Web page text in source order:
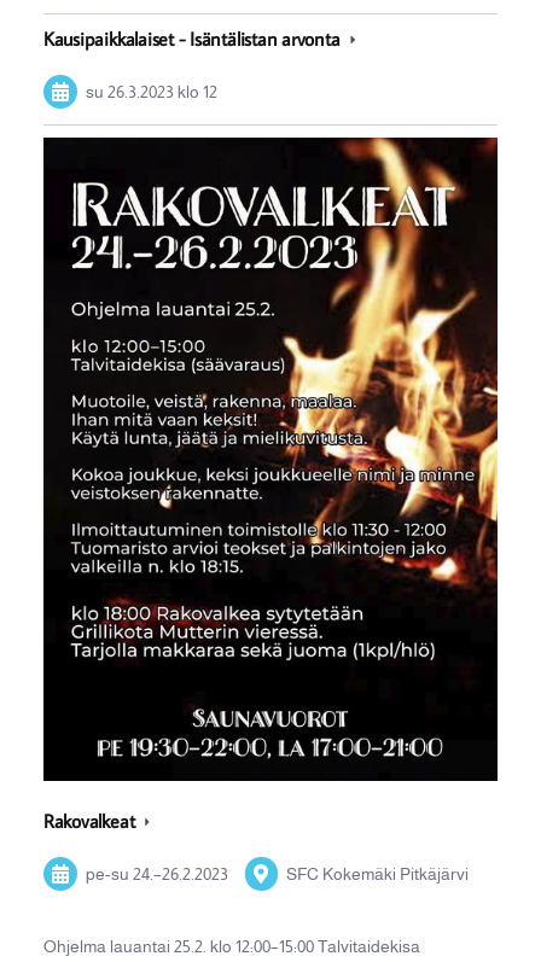
Kausipaikkalaiset - Isäntälistan arvonta
su 26.3.2023 klo 12
Rakovalkeat
pe-su 24.–26.2.2023 SFC Kokemäki Pitkäjärvi
Ohjelma lauantai 25.2. klo 12:00–15:00 Talvitaidekisa